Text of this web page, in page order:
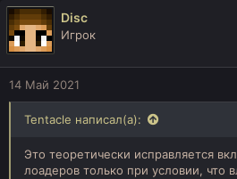
к
ц
и
и
:
Disc
Игрок
14 Май 2021
Tentacle написал(а):
Это теоретически исправляется
лоадеров только при условии, что